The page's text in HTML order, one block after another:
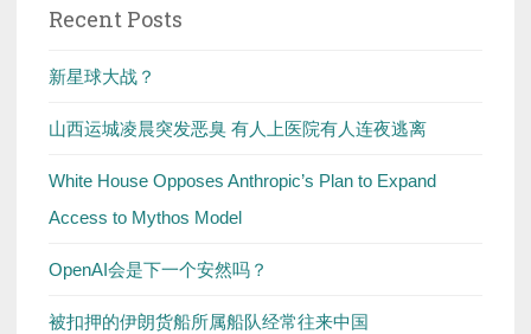
Recent Posts
新星球大战？
山西运城凌晨突发恶臭 有人上医院有人连夜逃离
White House Opposes Anthropic’s Plan to Expand
Access to Mythos Model
OpenAI会是下一个安然吗？
被扣押的伊朗货船所属船队经常往来中国